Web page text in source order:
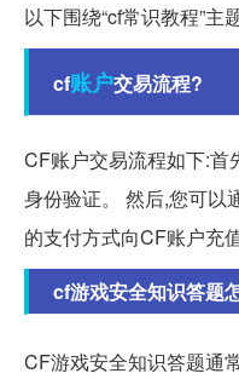
以下围绕“cf常识教程”主
cf账户交易流程?
CF账户交易流程如下:首
身份验证。 然后,您可以
的支付方式向CF账户充
cf游戏安全知识答题
CF游戏安全知识答题通